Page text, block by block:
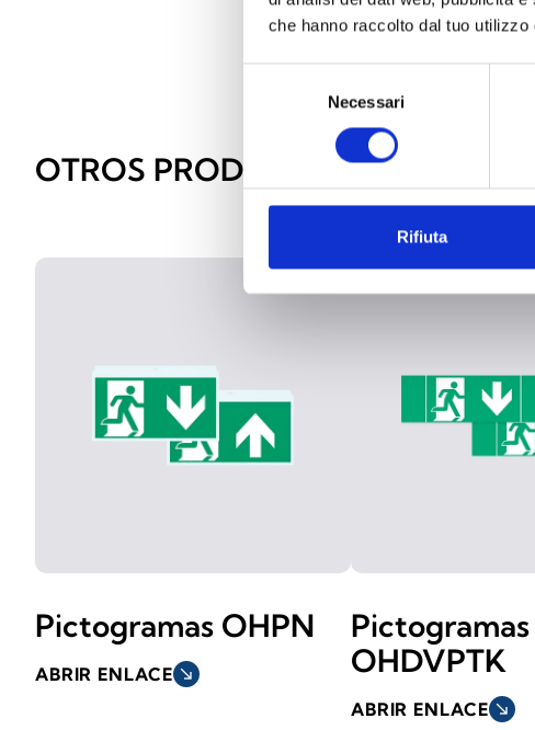
che hanno raccolto dal tuo utilizzo
Necessari
Rifiuta
OTROS PRODUCTOS SIMILARES
Pictogramas OHPN
ABRIR ENLACE south_east
Pictogramas
OHDVPTK
ABRIR ENLACE south_east